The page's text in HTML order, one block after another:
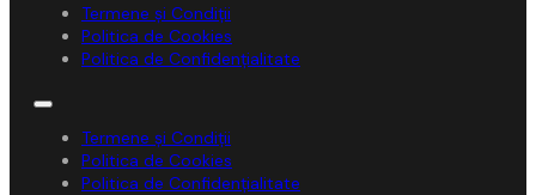
Termene și Condiții
Politica de Cookies
Politica de Confidențialitate
Termene și Condiții
Politica de Cookies
Politica de Confidențialitate